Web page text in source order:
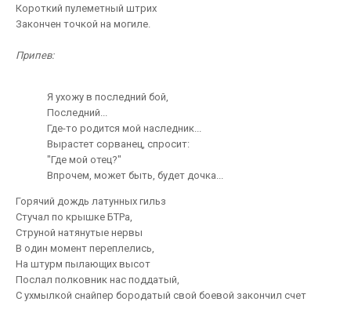
Короткий пулеметный штрих
Закончен точкой на могиле.
Припев:
Я ухожу в последний бой,
Последний...
Где-то родится мой наследник...
Вырастет сорванец, спросит:
"Где мой отец?"
Впрочем, может быть, будет дочка...
Горячий дождь латунных гильз
Стучал по крышке БТРа,
Струной натянутые нервы
В один момент переплелись,
На штурм пылающих высот
Послал полковник нас поддатый,
С ухмылкой снайпер бородатый свой боевой закончил счет